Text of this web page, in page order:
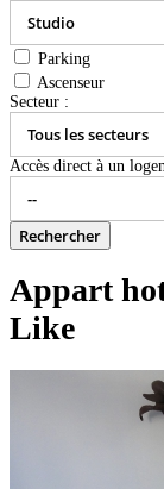
Parking
Ascenseur
Secteur :
Accès direct à un
Appart
Like